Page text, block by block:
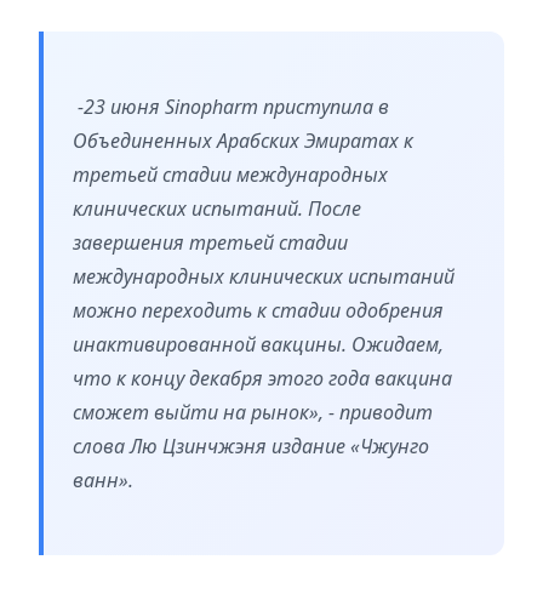
-23 июня Sinopharm приступила в
Объединенных Арабских Эмиратах к
третьей стадии международных
клинических испытаний. После
завершения третьей стадии
международных клинических испытаний
можно переходить к стадии одобрения
инактивированной вакцины. Ожидаем,
что к концу декабря этого года вакцина
сможет выйти на рынок», - приводит
слова Лю Цзинчжэня издание «Чжунго
ванн».